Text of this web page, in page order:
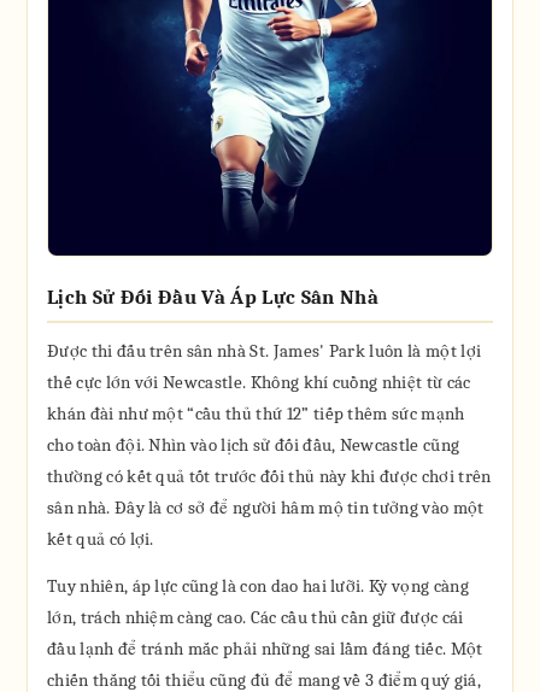
Lịch Sử Đối Đầu Và Áp Lực Sân Nhà
Được thi đấu trên sân nhà St. James' Park luôn là một lợi
thế cực lớn với Newcastle. Không khí cuồng nhiệt từ các
khán đài như một “cầu thủ thứ 12” tiếp thêm sức mạnh
cho toàn đội. Nhìn vào lịch sử đối đầu, Newcastle cũng
thường có kết quả tốt trước đối thủ này khi được chơi trên
sân nhà. Đây là cơ sở để người hâm mộ tin tưởng vào một
kết quả có lợi.
Tuy nhiên, áp lực cũng là con dao hai lưỡi. Kỳ vọng càng
lớn, trách nhiệm càng cao. Các cầu thủ cần giữ được cái
đầu lạnh để tránh mắc phải những sai lầm đáng tiếc. Một
chiến thắng tối thiểu cũng đủ để mang về 3 điểm quý giá,